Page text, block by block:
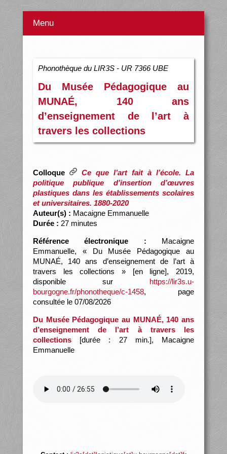
Menu
Phonothèque du LIR3S - UR 7366 UBE
Du Musée Pédagogique au
MUNAÉ, 140 ans
d’enseignement de l’art à
travers les collections
Colloque
Ce que l’art fait à l’école. La
politique publique d’insertion d’œuvres
plastiques dans les établissements scolaires
et universitaires. 1880-2020
Auteur(s) : Macaigne Emmanuelle
Durée : 27 minutes
Référence électronique : Macaigne
Emmanuelle, « Du Musée Pédagogique au
MUNAÉ, 140 ans d’enseignement de l’art à
travers les collections » [en ligne], 2019,
disponible sur https://lir3s.u-
bourgogne.fr/phonotheque/c-1458, page
consultée le 07/08/2026
Du Musée Pédagogique au MUNAÉ, 140 ans
d’enseignement de l’art à travers les
collections[durée : 27 min.], Macaigne
Emmanuelle